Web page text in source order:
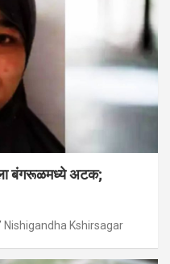
बंगरूळमध्ये अटक;
Nishigandha Kshirsagar